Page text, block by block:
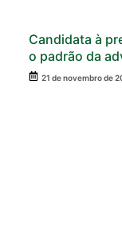
Candidata à
o padrão da
21 de novembro de